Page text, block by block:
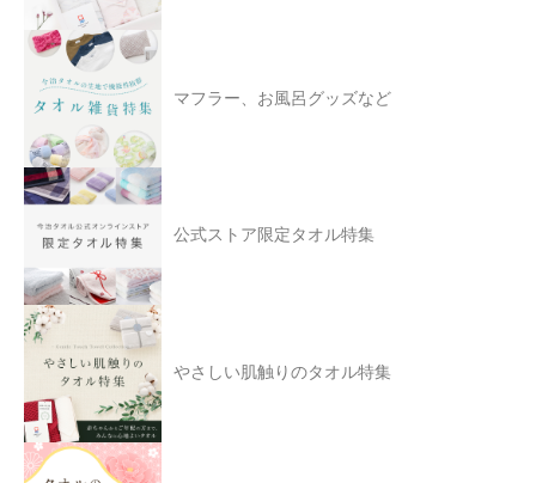
マフラー、お風呂グッズなど
公式ストア限定タオル特集
やさしい肌触りのタオル特集